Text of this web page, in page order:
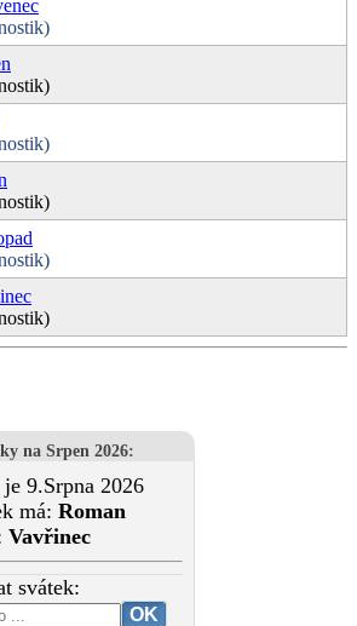
na Srpen 2026:
je 9.Srpna 2026
má: Roman
Vavřinec
svátek: